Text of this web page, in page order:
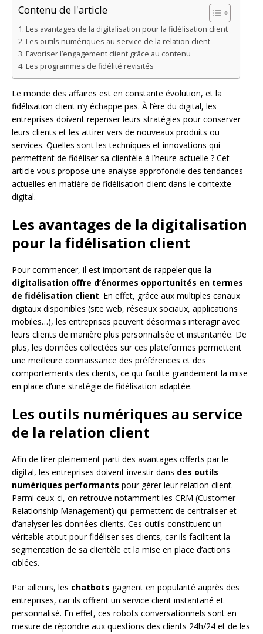
Contenu de l'article
Les avantages de la digitalisation pour la fidélisation client
Les outils numériques au service de la relation client
Favoriser l’engagement client grâce au contenu
Les programmes de fidélité revisités
Le monde des affaires est en constante évolution, et la
fidélisation client n’y échappe pas. À l’ère du digital, les
entreprises doivent repenser leurs stratégies pour conserver
leurs clients et les attirer vers de nouveaux produits ou
services. Quelles sont les techniques et innovations qui
permettent de fidéliser sa clientèle à l’heure actuelle ? Cet
article vous propose une analyse approfondie des tendances
actuelles en matière de fidélisation client dans le contexte
digital.
Les avantages de la digitalisation
pour la fidélisation client
Pour commencer, il est important de rappeler que la
digitalisation offre d’énormes opportunités en termes
de fidélisation client. En effet, grâce aux multiples canaux
digitaux disponibles (site web, réseaux sociaux, applications
mobiles…), les entreprises peuvent désormais interagir avec
leurs clients de manière plus personnalisée et instantanée. De
plus, les données collectées sur ces plateformes permettent
une meilleure connaissance des préférences et des
comportements des clients, ce qui facilite grandement la mise
en place d’une stratégie de fidélisation adaptée.
Les outils numériques au service
de la relation client
Afin de tirer pleinement parti des avantages offerts par le
digital, les entreprises doivent investir dans des outils
numériques performants pour gérer leur relation client.
Parmi ceux-ci, on retrouve notamment les CRM (Customer
Relationship Management) qui permettent de centraliser et
d’analyser les données clients. Ces outils constituent un
véritable atout pour fidéliser ses clients, car ils facilitent la
segmentation de sa clientèle et la mise en place d’actions
ciblées.
Par ailleurs, les chatbots gagnent en popularité auprès des
entreprises, car ils offrent un service client instantané et
personnalisé. En effet, ces robots conversationnels sont en
mesure de répondre aux questions des clients 24h/24 et de les